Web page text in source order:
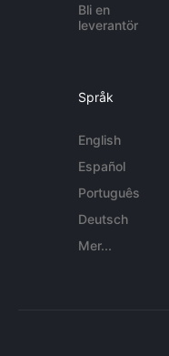
Bli en
leverantör
Språk
English
Español
Português
Deutsch
Mer...